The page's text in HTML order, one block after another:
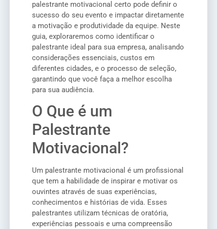
palestrante motivacional certo pode definir o
sucesso do seu evento e impactar diretamente
a motivação e produtividade da equipe. Neste
guia, exploraremos como identificar o
palestrante ideal para sua empresa, analisando
considerações essenciais, custos em
diferentes cidades, e o processo de seleção,
garantindo que você faça a melhor escolha
para sua audiência.
O Que é um
Palestrante
Motivacional?
Um palestrante motivacional é um profissional
que tem a habilidade de inspirar e motivar os
ouvintes através de suas experiências,
conhecimentos e histórias de vida. Esses
palestrantes utilizam técnicas de oratória,
experiências pessoais e uma compreensão